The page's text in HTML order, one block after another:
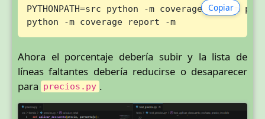
Copiar
PYTHONPATH=src python -m coverage run -m
python -m coverage report -m
Ahora el porcentaje debería subir y la lista de
líneas faltantes debería reducirse o desaparecer
para precios.py .